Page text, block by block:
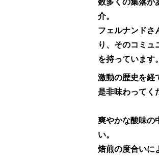
数多くの集落が
介。
フェルナンドさ
り、 そのコミュ
を持っています。
激動の歴史を経
是非味わってく
爽やかな酸味の
い。
焙煎の度合いに